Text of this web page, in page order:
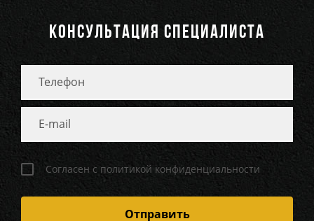
КОНСУЛЬТАЦИЯ СПЕЦИАЛИСТА
Согласен с политикой конфиденциальности